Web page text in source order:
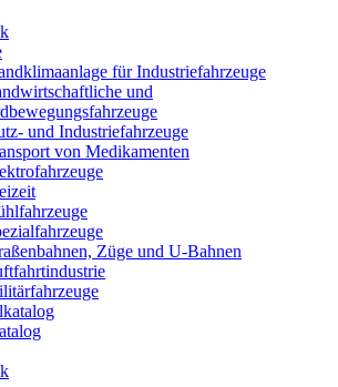
für Industriefahrzeuge
und
und Industriefahrzeuge
von Medikamenten
Züge und U-Bahnen